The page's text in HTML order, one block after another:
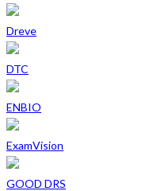
Dreve
DTC
ENBIO
ExamVision
GOOD DRS